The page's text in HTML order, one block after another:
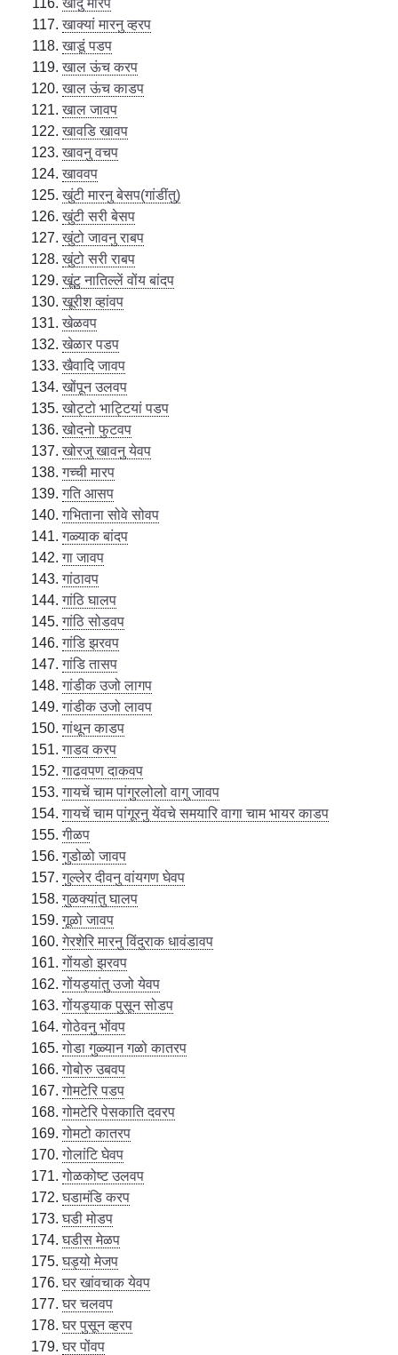
खाक्यां मारनु व्हरप
खाडूं पडप
खाल ऊंच करप
खाल ऊंच काडप
खाल जावप
खावडि खावप
खावनु वचप
खाववप
खुंटी मारनु बेसप(गांडींतु)
खुंटी सरी बेसप
खुंटो जावनु राबप
खुंटो सरी राबप
खूंटु नातिल्लें वोंय बांदप
खूरीश व्हांवप
खेळवप
खेळार पडप
खैवादि जावप
खोंपून उलवप
खोट्टो भाट्टियां पडप
खोदनो फुटवप
खोरजु खावनु येवप
गच्ची मारप
गति आसप
गभिताना सोवे सोवप
गळ्याक बांदप
गा जावप
गांठावप
गांठि घालप
गांठि सोडवप
गांडि झरवप
गांडि तासप
गांडीक उजो लागप
गांडीक उजो लावप
गांथून काडप
गाडव करप
गाढवपण दाकवप
गायचें चाम पांगुरलोलो वागु जावप
गायचें चाम पांगूरनु येंवचे समयारि वागा चाम भायर काडप
गीळप
गुडोळो जावप
गुल्लेर दीवनु वांयगण घेवप
गुळक्यांतु घालप
गूळो जावप
गेरशेरि मारनु विंदुराक धावंडावप
गोंयडो झरवप
गोंयड्यांतु उजो येवप
गोंयड्याक पुसून सोडप
गोठेवनु भोंवप
गोडा गुळ्यान गळो कातरप
गोबोरु उबवप
गोमटेरि पडप
गोमटेरि पेसकाति दवरप
गोमटो कातरप
गोलांटि घेवप
गोळकोष्ट उलवप
घडामंडि करप
घडी मोडप
घडीस मेळप
घड्यो मेजप
घर खांवचाक येवप
घर चलवप
घर पुसून व्हरप
घर पोंवप